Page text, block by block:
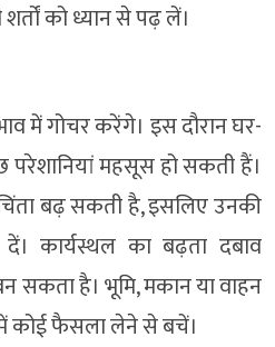
को ध्यान से पढ़ लें।
में गोचर करेंगे। इस दौरान घर-
परेशानियां महसूस हो सकती हैं।
बढ़ सकती है, इसलिए उनकी
कार्यस्थल का बढ़ता दबाव
सकता है। भूमि, मकान या वाहन
कोई फैसला लेने से बचें।